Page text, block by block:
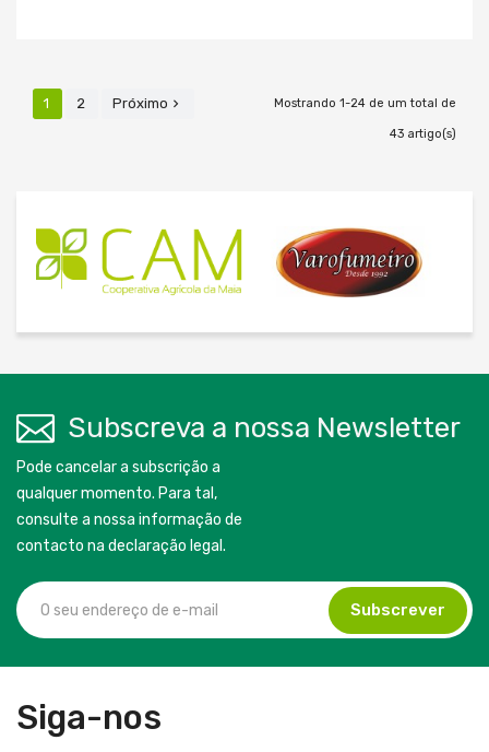
1 2 Próximo  Mostrando 1-24 de um total de
43 artigo(s)
Subscreva a nossa Newsletter
Pode cancelar a subscrição a
qualquer momento. Para tal,
consulte a nossa informação de
contacto na declaração legal.
Siga-nos